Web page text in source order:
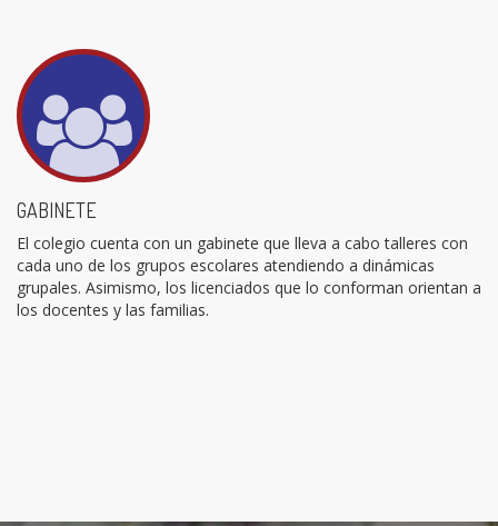
GABINETE
El colegio cuenta con un gabinete que lleva a cabo talleres con
cada uno de los grupos escolares atendiendo a dinámicas
grupales. Asimismo, los licenciados que lo conforman orientan a
los docentes y las familias.